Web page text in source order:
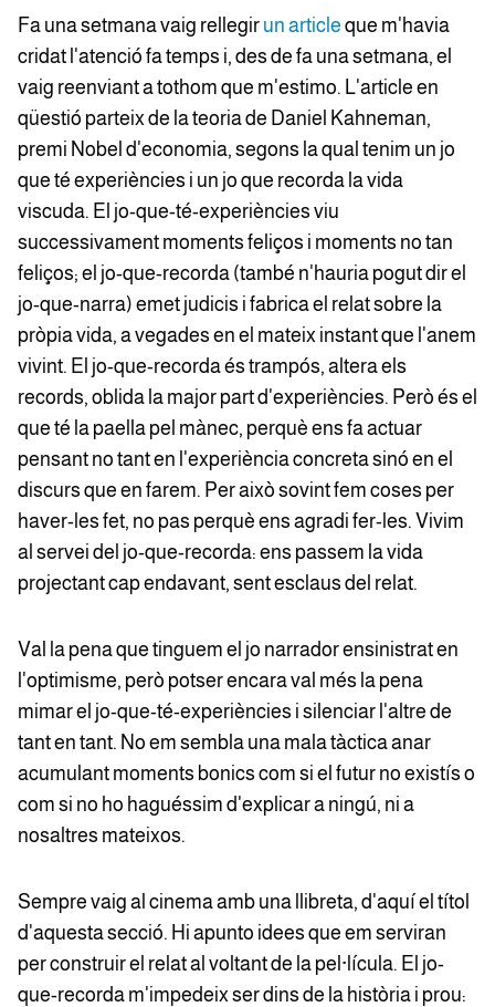
Fa una setmana vaig rellegir un article que m'havia
cridat l'atenció fa temps i, des de fa una setmana, el
vaig reenviant a tothom que m'estimo. L'article en
qüestió parteix de la teoria de Daniel Kahneman,
premi Nobel d'economia, segons la qual tenim un jo
que té experiències i un jo que recorda la vida
viscuda. El jo-que-té-experiències viu
successivament moments feliços i moments no tan
feliços; el jo-que-recorda (també n'hauria pogut dir el
jo-que-narra) emet judicis i fabrica el relat sobre la
pròpia vida, a vegades en el mateix instant que l'anem
vivint. El jo-que-recorda és trampós, altera els
records, oblida la major part d'experiències. Però és el
que té la paella pel mànec, perquè ens fa actuar
pensant no tant en l'experiència concreta sinó en el
discurs que en farem. Per això sovint fem coses per
haver-les fet, no pas perquè ens agradi fer-les. Vivim
al servei del jo-que-recorda: ens passem la vida
projectant cap endavant, sent esclaus del relat.
Val la pena que tinguem el jo narrador ensinistrat en
l'optimisme, però potser encara val més la pena
mimar el jo-que-té-experiències i silenciar l'altre de
tant en tant. No em sembla una mala tàctica anar
acumulant moments bonics com si el futur no existís o
com si no ho haguéssim d'explicar a ningú, ni a
nosaltres mateixos.
Sempre vaig al cinema amb una llibreta, d'aquí el títol
d'aquesta secció. Hi apunto idees que em serviran
per construir el relat al voltant de la pel·lícula. El jo-
que-recorda m'impedeix ser dins de la història i prou: